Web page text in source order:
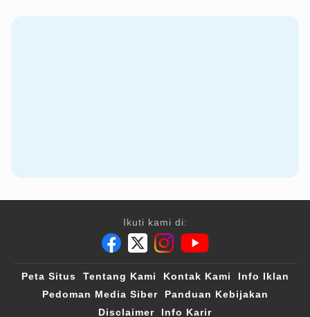
Ikuti kami di:
Peta Situs Tentang Kami Kontak Kami
Info Iklan
Pedoman Media Siber
Panduan Kebijakan
Disclaimer
Info Karir